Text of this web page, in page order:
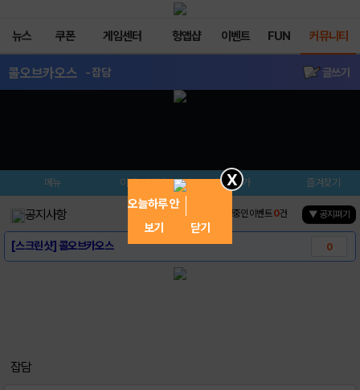
뉴스 쿠폰 게임센터 헝앱샵 이벤트 FUN 커뮤니티
콜오브카오스 - 잡담 글쓰기
메뉴 이벤트/미션 설치/평가 즐겨찾기
공지사항 진행중인 이벤트0건 ▼ 공지펴기
[스크린샷] 콜오브카오스 0
잡담
X
오늘하루 안
보기
닫기